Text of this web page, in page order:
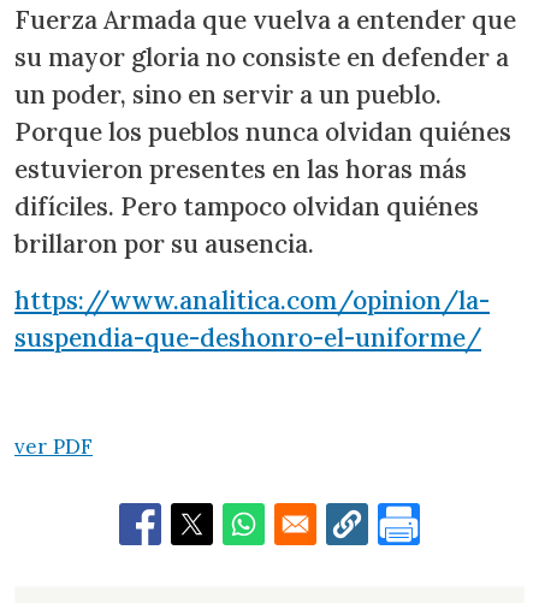
Fuerza Armada que vuelva a entender que
su mayor gloria no consiste en defender a
un poder, sino en servir a un pueblo.
Porque los pueblos nunca olvidan quiénes
estuvieron presentes en las horas más
difíciles. Pero tampoco olvidan quiénes
brillaron por su ausencia.
https://www.analitica.com/opinion/la-
suspendia-que-deshonro-el-uniforme/
ver PDF